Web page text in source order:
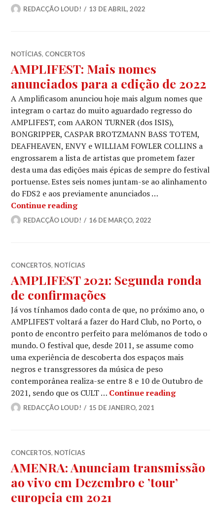
REDACÇÃO LOUD! 13 DE ABRIL, 2022
NOTÍCIAS, CONCERTOS
AMPLIFEST: Mais nomes
anunciados para a edição de 2022
A Amplificasom anunciou hoje mais algum nomes que
integram o cartaz do muito aguardado regresso do
AMPLIFEST, com AARON TURNER (dos ISIS),
BONGRIPPER, CASPAR BROTZMANN BASS TOTEM,
DEAFHEAVEN, ENVY e WILLIAM FOWLER COLLINS a
engrossarem a lista de artistas que prometem fazer
desta uma das edições mais épicas de sempre do festival
portuense. Estes seis nomes juntam-se ao alinhamento
do FDS2 e aos previamente anunciados …
Continue readingAMPLIFEST: Mais nomes
REDACÇÃO LOUD! 16 DE MARÇO, 2022
CONCERTOS, NOTÍCIAS
AMPLIFEST 2021: Segunda ronda
de confirmações
Já vos tínhamos dado conta de que, no próximo ano, o
AMPLIFEST voltará a fazer do Hard Club, no Porto, o
ponto de encontro perfeito para melómanos de todo o
mundo. O festival que, desde 2011, se assume como
uma experiência de descoberta dos espaços mais
negros e transgressores da música de peso
contemporânea realiza-se entre 8 e 10 de Outubro de
2021, sendo que os CULT … Continue reading
REDACÇÃO LOUD! 15 DE JANEIRO, 2021
CONCERTOS, NOTÍCIAS
AMENRA: Anunciam transmissão
ao vivo em Dezembro e ’tour’
europeia em 2021